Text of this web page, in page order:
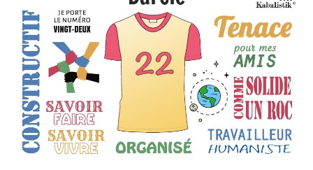
THÈME « DOUBLE JE »
APPRENDRE LA NUMÉROLOGIE
EXPLORER LA NUMÉROLOGIE
70.000 PRÉNOMS